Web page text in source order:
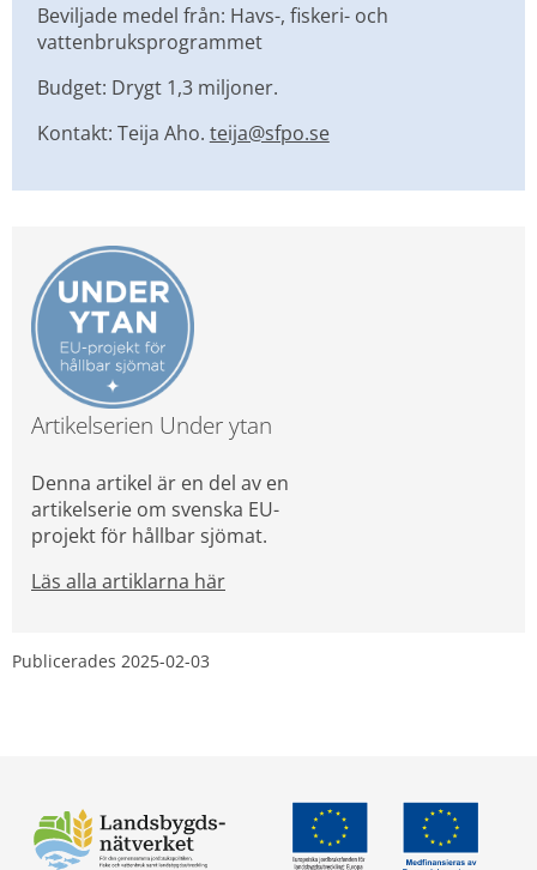
Beviljade medel från: Havs-, fiskeri- och
vattenbruksprogrammet
Budget: Drygt 1,3 miljoner.
Kontakt: Teija Aho. teija@sfpo.se
Artikelserien Under ytan
Denna artikel är en del av en
artikelserie om svenska EU-
projekt för hållbar sjömat.
Läs alla artiklarna här
Publicerades 2025-02-03